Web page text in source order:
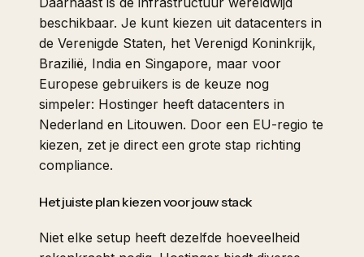
beschikbaar. Je kunt kiezen uit datacenters in
de Verenigde Staten, het Verenigd Koninkrijk,
Brazilië, India en Singapore, maar voor
Europese gebruikers is de keuze nog
simpeler: Hostinger heeft datacenters in
Nederland en Litouwen. Door een EU-regio te
kiezen, zet je direct een grote stap richting
compliance.
Het juiste plan kiezen voor jouw stack
Niet elke setup heeft dezelfde hoeveelheid